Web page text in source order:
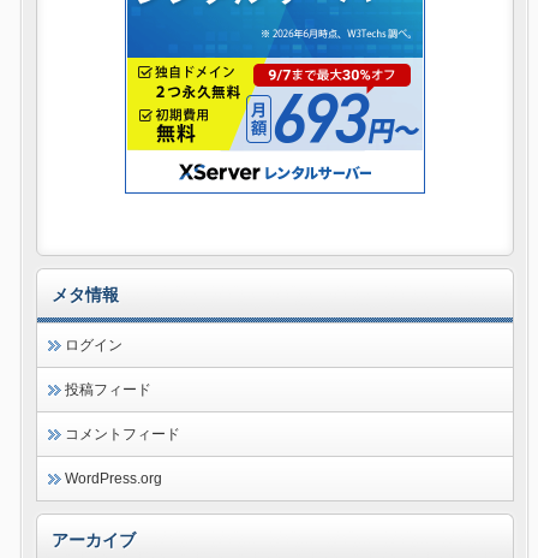
メタ情報
ログイン
投稿フィード
コメントフィード
WordPress.org
アーカイブ